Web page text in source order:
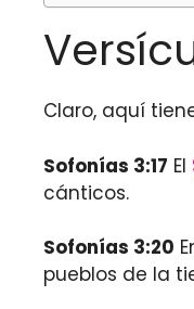
Claro, aquí
Sofonías 3:17 El
cánticos.
Sofonías 3:20
pueblos de la